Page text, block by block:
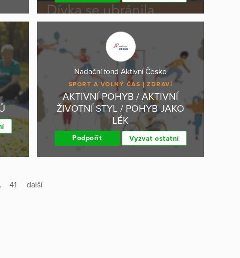
Nadační fond Aktivní Česko
SPORT A VOLNÝ ČAS ZDRAVÍ
AKTIVNÍ POHYB / AKTIVNÍ
ŽIVOTNÍ STYL / POHYB JAKO
LÉK
Podpořit Vyzvat ostatní
41 další